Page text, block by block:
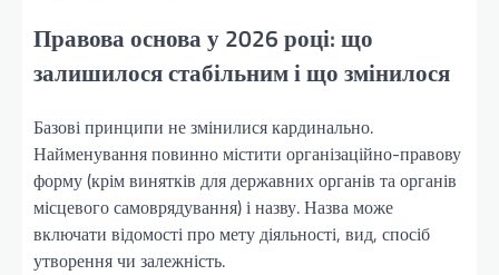
Правова основа у 2026 році: що
залишилося стабільним і що змінилося
Базові принципи не змінилися кардинально.
Найменування повинно містити організаційно-правову
форму (крім винятків для державних органів та органів
місцевого самоврядування) і назву. Назва може
включати відомості про мету діяльності, вид, спосіб
утворення чи залежність.